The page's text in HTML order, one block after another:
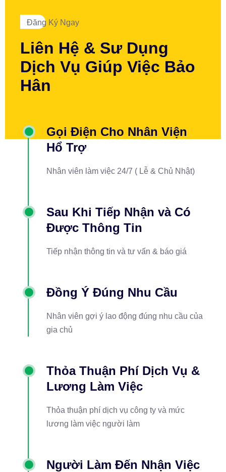
Đăng Ký Ngay
Liên Hệ & Sư Dụng
Dịch Vụ Giúp Việc Bảo
Hân
Gọi Điện Cho Nhân Viện
Hổ Trợ
Nhân viên làm việc 24/7 ( Lễ & Chủ Nhật)
Sau Khi Tiếp Nhận và Có
Được Thông Tin
Tiếp nhận thông tin và tư vấn & báo giá
Đồng Ý Đúng Nhu Cầu
Nhân viên gợi ý lao động đúng nhu cầu của
gia chủ
Thỏa Thuận Phí Dịch Vụ &
Lương Làm Việc
Thỏa thuận phí dịch vụ công ty và mức
lương làm việc người làm
Người Làm Đến Nhận Việc